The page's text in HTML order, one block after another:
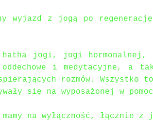
wyjazd z jogą po
hatha jogi, jogi
oddechowe i medytacyjne,
rozmów. Wszystko
się na wyposażonej w
na wyłączność,